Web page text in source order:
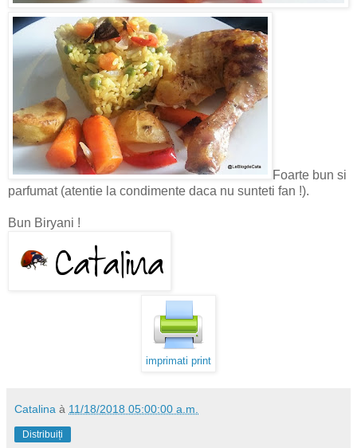
Foarte bun si
parfumat (atentie la condimente daca nu sunteti fan !).
Bun Biryani !
imprimati print
Catalina à 11/18/2018 05:00:00 a.m.
Distribuiți